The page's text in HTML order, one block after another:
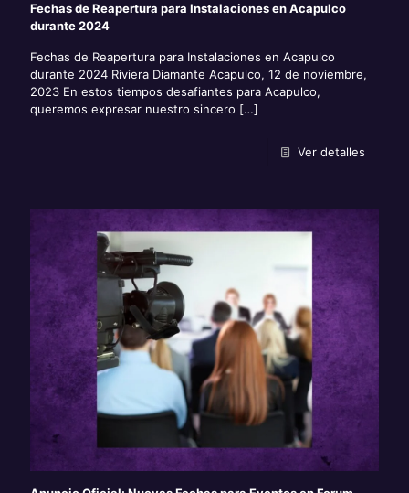
Fechas de Reapertura para Instalaciones en Acapulco
durante 2024
Fechas de Reapertura para Instalaciones en Acapulco
durante 2024 Riviera Diamante Acapulco, 12 de noviembre,
2023 En estos tiempos desafiantes para Acapulco,
queremos expresar nuestro sincero […]
Ver detalles